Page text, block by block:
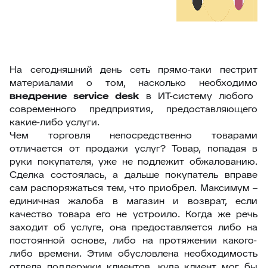
На сегодняшний день сеть прямо-таки пестрит
материалами о том, насколько необходимо
внедрениеservice desk в ИТ-систему любого
современного предприятия, предоставляющего
какие-либо услуги.
Чем торговля непосредственно товарами
отличается от продажи услуг? Товар, попадая в
руки покупателя, уже не подлежит обжалованию.
Сделка состоялась, а дальше покупатель вправе
сам распоряжаться тем, что приобрел. Максимум –
единичная жалоба в магазин и возврат, если
качество товара его не устроило. Когда же речь
заходит об услуге, она предоставляется либо на
постоянной основе, либо на протяжении какого-
либо времени. Этим обусловлена необходимость